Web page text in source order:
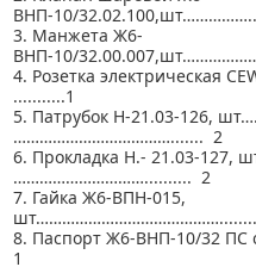
ВНП-10/
3. Манжета Ж6-
ВНП-10/
4. Розетка электрическая
...........1
5. Патрубок Н-21.03-126,
………………………………....... 2
6. Прокладка Н.- 21.03-127,
………………………….......... 2
7. Гайка Ж6-ВПН-015,
8. Паспорт Ж6-ВНП-10/32 ПС
1